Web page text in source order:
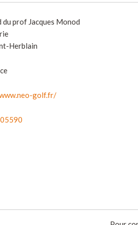
du prof Jacques Monod
Herblain​
golf.fr/